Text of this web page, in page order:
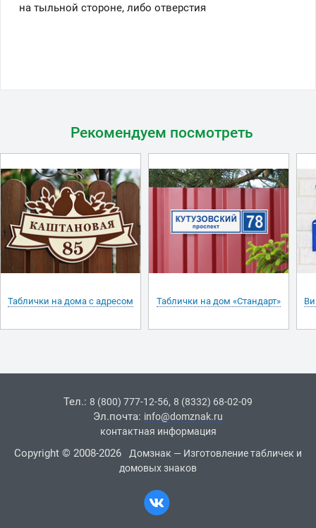
на тыльной стороне, либо отверстия
Рекомендуем посмотреть
Таблички на дома с адресом Таблички на дом «Стандарт»
Тел.: 8 (800) 777-12-56, 8 (8332) 68-02-09
Эл.почта: info@domznak.ru
контактная информация
Copyright © 2008-2026
Домзнак — Изготовление табличек и
домовых знаков